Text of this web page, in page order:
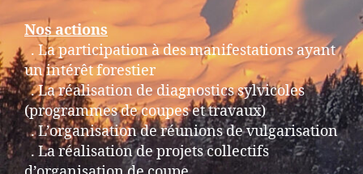
Nos actions
. La participation à des manifestations ayant
un intérêt forestier
. La réalisation de diagnostics sylvicoles
(programmes de coupes et travaux)
. L’organisation de réunions de vulgarisation
. La réalisation de projets collectifs